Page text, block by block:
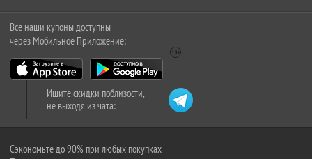
Все наши купоны доступны
через Мобильное Приложение:
Ищите скидки поблизости,
не выходя из чата:
Сэкономьте до 90% при любых покупках